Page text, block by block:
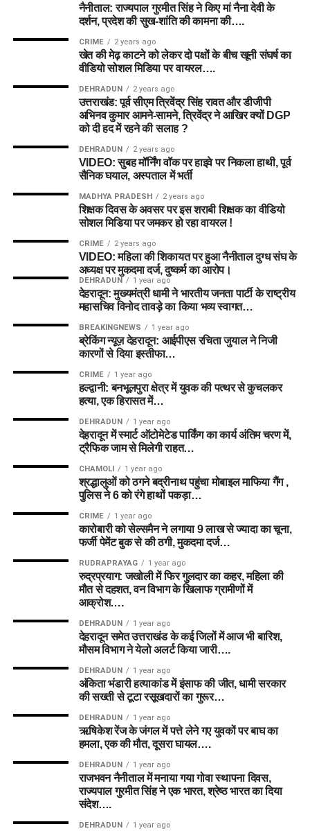
नैनीताल: राज्यपाल गुरमीत सिंह ने किए मां नैना देवी के
दर्शन, प्रदेश की सुख-शांति की कामना की….
CRIME 2 years ago
खेत की मेढ़ काटने को लेकर दो पक्षों के बीच खूनी संघर्ष का
वीडियो सोशल मिडिया पर वायरल….
DEHRADUN 2 years ago
उत्तराखंड: पूर्व सीएम त्रिवेंद्र सिंह रावत और डीजीपी
अभिनव कुमार आमने-सामने, त्रिवेंद्र ने आखिर क्यों DGP
को दी हद में रहने की सलाह ?
DEHRADUN 2 years ago
VIDEO: सुबह मॉर्निंग वॉक पर हाइवे पर निकला हाथी, पूर्व
सैनिक घयाल, अस्पताल में भर्ती
MADHYA PRADESH 2 years ago
शिक्षक दिवस के अवसर पर इस शराबी शिक्षक का वीडियो
सोशल मिडिया पर जमकर हो रहा वायरल !
CRIME 2 years ago
VIDEO: महिला की शिकायत पर हुआ नैनीताल दुग्ध संघ के
अध्यक्ष पर मुकदमा दर्ज, दुष्कर्म का आरोप।
DEHRADUN 1 year ago
देहरादून: मुख्यमंत्री धामी ने भारतीय जनता पार्टी के राष्ट्रीय
महासचिव विनोद तावड़े का किया भव्य स्वागत…
BREAKINGNEWS 1 year ago
ब्रेकिंग न्यूज़ देहरादून: आईपीएस रचिता जुयाल ने निजी
कारणों से दिया इस्तीफा…
CRIME 1 year ago
हल्द्वानी: बनभूलपुरा क्षेत्र में युवक की पत्थर से कुचलकर
हत्या, एक हिरासत में…
DEHRADUN 1 year ago
देहरादून में स्मार्ट ऑटोमेटेड पार्किंग का कार्य अंतिम चरण में,
ट्रैफिक जाम से मिलेगी राहत…
CHAMOLI 1 year ago
श्रद्धालुओं को ठगने बद्रीनाथ पहुंचा मोबाइल माफिया गैंग ,
पुलिस ने 6 को रंगे हाथों पकड़ा…
CRIME 1 year ago
कारोबारी को सेल्समैन ने लगाया 9 लाख से ज्यादा का चूना,
फर्जी पेमेंट बुक से की ठगी, मुकदमा दर्ज…
RUDRAPRAYAG 1 year ago
रुद्रप्रयाग: जखोली में फिर गुलदार का कहर, महिला की
मौत से दहशत, वन विभाग के खिलाफ ग्रामीणों में
आक्रोश….
DEHRADUN 1 year ago
देहरादून समेत उत्तराखंड के कई जिलों में आज भी बारिश,
मौसम विभाग ने येलो अलर्ट किया जारी….
DEHRADUN 1 year ago
अंकिता भंडारी हत्याकांड में इंसाफ की जीत, धामी सरकार
की सख्ती से टूटा रसूखदारों का गुरूर…
DEHRADUN 1 year ago
ऋषिकेश रेंज के जंगल में पत्ते लेने गए युवकों पर बाघ का
हमला, एक की मौत, दूसरा घायल….
DEHRADUN 1 year ago
राजभवन नैनीताल में मनाया गया गोवा स्थापना दिवस,
राज्यपाल गुरमीत सिंह ने एक भारत, श्रेष्ठ भारत का दिया
संदेश….
DEHRADUN 1 year ago